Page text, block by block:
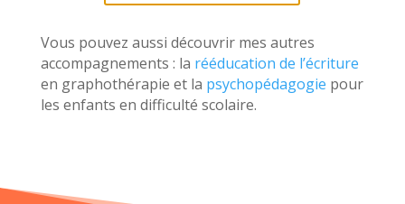
Vous pouvez aussi découvrir mes autres
accompagnements : la rééducation de l’écriture
en graphothérapie et la psychopédagogie pour
les enfants en difficulté scolaire.